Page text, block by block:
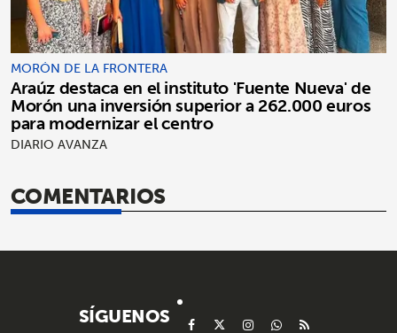
MORÓN DE LA FRONTERA
Araúz destaca en el instituto 'Fuente Nueva' de
Morón una inversión superior a 262.000 euros
para modernizar el centro
DIARIO AVANZA
COMENTARIOS
SÍGUENOS